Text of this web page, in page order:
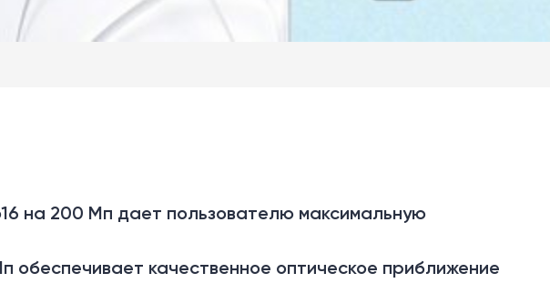
на 200 Мп дает пользователю максимальную
обеспечивает качественное оптическое приближение